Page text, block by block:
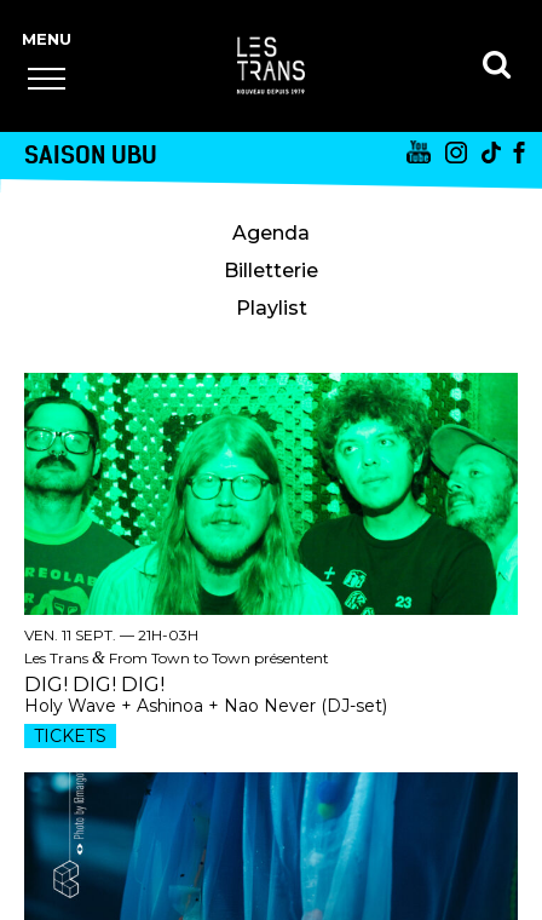
SAISON UBU
Agenda
Billetterie
Playlist
VEN. 11 SEPT. — 21H-03H
Les Trans & From Town to Town présentent
DIG! DIG! DIG!
Holy Wave + Ashinoa + Nao Never (DJ-set)
TICKETS